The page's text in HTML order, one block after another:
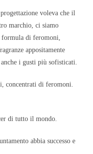
voleva che il
marchio, ci siamo
formula di feromoni,
appositamente
i gusti più sofisticati.
concentrati di feromoni.
di tutto il mondo.
abbia successo e